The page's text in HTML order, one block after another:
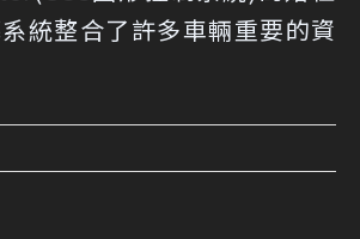
統整合了許多車輛重要的資